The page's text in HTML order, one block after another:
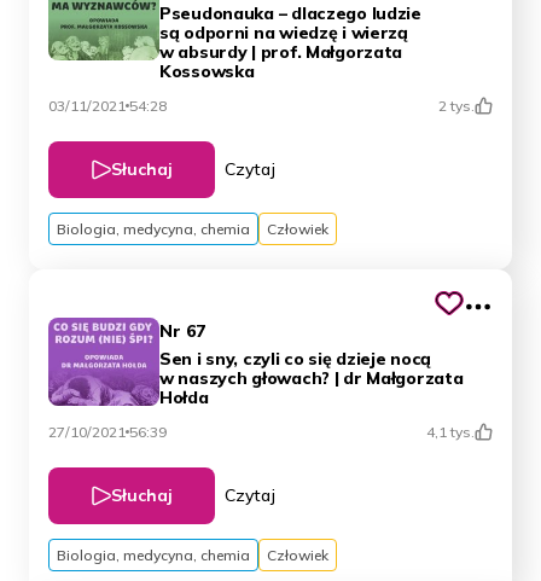
Pseudonauka – dlaczego ludzie
są odporni na wiedzę i wierzą
w absurdy | prof. Małgorzata
Kossowska
03/11/2021 54:28 2 tys.
Słuchaj Czytaj
Biologia, medycyna, chemia Człowiek
Nr 67
Sen i sny, czyli co się dzieje nocą
w naszych głowach? | dr Małgorzata
Hołda
27/10/2021 56:39 4,1 tys.
Słuchaj Czytaj
Biologia, medycyna, chemia Człowiek